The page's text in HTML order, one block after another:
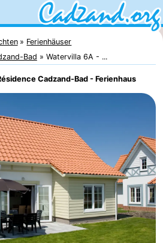
Ferienhäuser
Bad
Watervilla 6A - ...
Cadzand-Bad - Ferienhaus